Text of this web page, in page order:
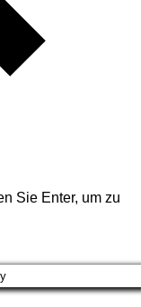
Sie Enter, um zu